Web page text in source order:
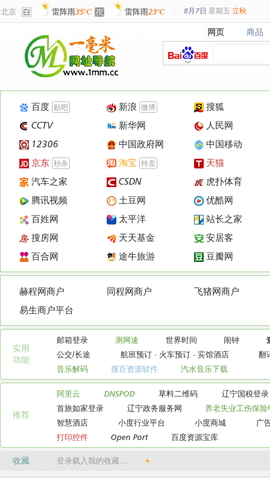
北京 雷阵雨35℃ 雷阵雨23℃ 8月7日 星期五 立秋
网页
网页 商品
商品
百度 贴吧 新浪 微博
搜狐
CCTV
新华网
人民网
12306
中国政府网
中国移动
京东 秒杀 淘宝 特卖
天猫
汽车之家
CSDN
虎扑体育
腾讯视频
土豆网
优酷网
百姓网
太平洋
站长之家
搜房网
天天基金
安居客
百合网
途牛旅游 豆瓣网
赫程网商户 同程网商户
飞猪网商户
易生商户平台
实用
功能
邮箱登录 测网速 世界时间 闹钟
公交/长途
航班预订· 火车预订· 宾馆酒店
翻
音乐解码
搜百资源软件 汽水音乐下载
推荐
阿里云 DNSPOD 草料二维码
辽宁国税登录
首旅如家登录
辽宁政务服务网
养老失业工伤保险
智慧酒店
小度行业平台 小度商城
广
打印控件
Open Port 百度资源宝库
收藏 登录载入我的收藏… +